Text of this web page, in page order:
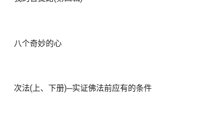
八个奇妙的心
次法(上、下册)─实证佛法前应有的条件